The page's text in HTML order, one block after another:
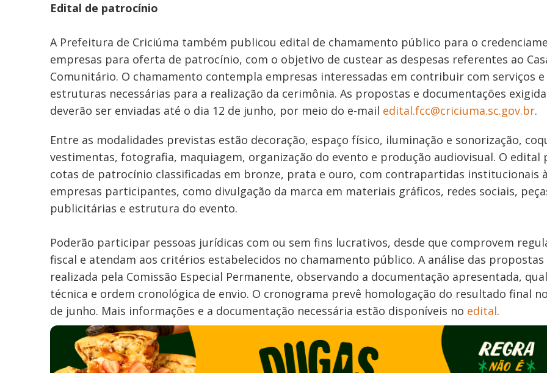
Edital de patrocínio
A Prefeitura de Criciúma também publicou edital de chamamento público para o
empresas para oferta de patrocínio, com o objetivo de custear as despesas referentes ao
Comunitário. O chamamento contempla empresas interessadas em contribuir com serviços e
estruturas necessárias para a realização da cerimônia. As propostas e documentações
deverão ser enviadas até o dia 12 de junho, por meio do e-mail edital.fcc@criciuma.sc.gov.br.
Entre as modalidades previstas estão decoração, espaço físico, iluminação e sonorização,
vestimentas, fotografia, maquiagem, organização do evento e produção audiovisual. O edital
cotas de patrocínio classificadas em bronze, prata e ouro, com contrapartidas institucionais
empresas participantes, como divulgação da marca em materiais gráficos, redes sociais,
publicitárias e estrutura do evento.
Poderão participar pessoas jurídicas com ou sem fins lucrativos, desde que comprovem
fiscal e atendam aos critérios estabelecidos no chamamento público. A análise das propostas
realizada pela Comissão Especial Permanente, observando a documentação apresentada,
técnica e ordem cronológica de envio. O cronograma prevê homologação do resultado final
de junho. Mais informações e a documentação necessária estão disponíveis no edital.